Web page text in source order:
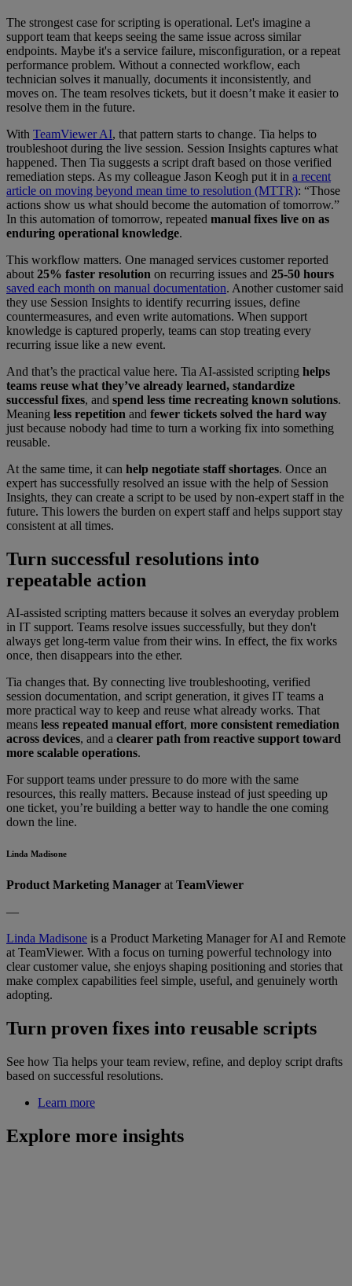
The strongest case for scripting is operational. Let's imagine a
support team that keeps seeing the same issue across similar
endpoints. Maybe it's a service failure, misconfiguration, or a repeat
performance problem. Without a connected workflow, each
technician solves it manually, documents it inconsistently, and
moves on. The team resolves tickets, but it doesn’t make it easier to
resolve them in the future.
With TeamViewer AI, that pattern starts to change. Tia helps to
troubleshoot during the live session. Session Insights captures what
happened. Then Tia suggests a script draft based on those verified
remediation steps. As my colleague Jason Keogh put it in a recent
article on moving beyond mean time to resolution (MTTR): “Those
actions show us what should become the automation of tomorrow.”
In this automation of tomorrow, repeated manual fixes live on as
enduring operational knowledge.
This workflow matters. One managed services customer reported
about 25% faster resolution on recurring issues and 25-50 hours
saved each month on manual documentation. Another customer said
they use Session Insights to identify recurring issues, define
countermeasures, and even write automations. When support
knowledge is captured properly, teams can stop treating every
recurring issue like a new event.
And that’s the practical value here. Tia AI-assisted scripting helps
teams reuse what they’ve already learned, standardize
successful fixes, and spend less time recreating known solutions.
Meaning less repetition and fewer tickets solved the hard way
just because nobody had time to turn a working fix into something
reusable.
At the same time, it can help negotiate staff shortages. Once an
expert has successfully resolved an issue with the help of Session
Insights, they can create a script to be used by non-expert staff in the
future. This lowers the burden on expert staff and helps support stay
consistent at all times.
Turn successful resolutions into
repeatable action
AI-assisted scripting matters because it solves an everyday problem
in IT support. Teams resolve issues successfully, but they don't
always get long-term value from their wins. In effect, the fix works
once, then disappears into the ether.
Tia changes that. By connecting live troubleshooting, verified
session documentation, and script generation, it gives IT teams a
more practical way to keep and reuse what already works. That
means less repeated manual effort, more consistent remediation
across devices, and a clearer path from reactive support toward
more scalable operations.
For support teams under pressure to do more with the same
resources, this really matters. Because instead of just speeding up
one ticket, you’re building a better way to handle the one coming
down the line.
Linda Madisone
Product Marketing Manager atTeamViewer
—
Linda Madisone is a Product Marketing Manager for AI and Remote
at TeamViewer. With a focus on turning powerful technology into
clear customer value, she enjoys shaping positioning and stories that
make complex capabilities feel simple, useful, and genuinely worth
adopting.
Turn proven fixes into reusable scripts
See how Tia helps your team review, refine, and deploy script drafts
based on successful resolutions.
Learn more
Explore more insights